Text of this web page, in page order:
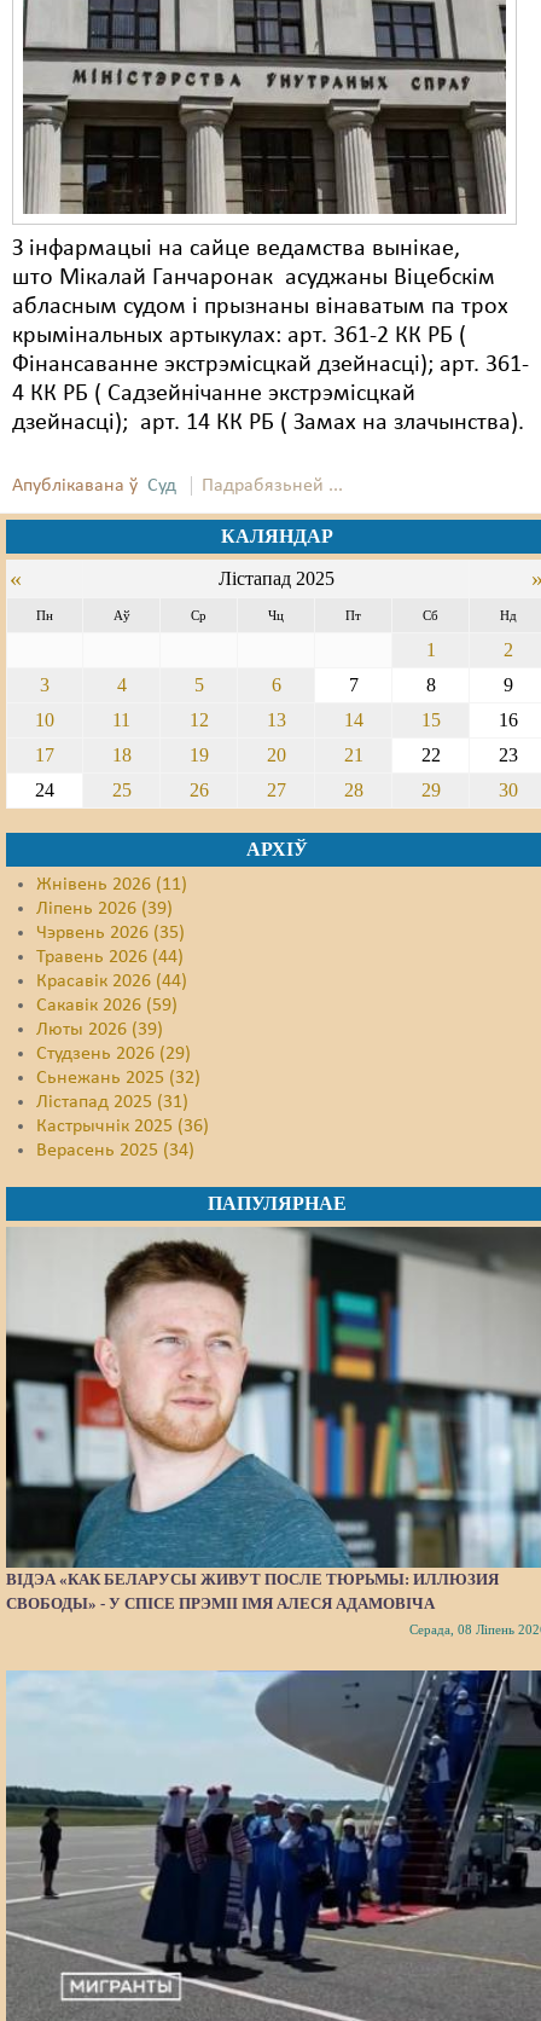
З інфармацыі на сайце ведамства вынікае,
што Мікалай Ганчаронак асуджаны Віцебскім
абласным судом і прызнаны вінаватым па трох
крымінальных артыкулах: арт. 361-2 КК РБ (
Фінансаванне экстрэмісцкай дзейнасці); арт. 361-
4 КК РБ ( Садзейнічанне экстрэмісцкай
дзейнасці); арт. 14 КК РБ ( Замах на злачынства).
Апублікавана ў Суд Падрабязьней ...
КАЛЯНДАР
« Лістапад 2025
Пн Аў Ср Чц Пт Сб Нд
1
2
3
4 5 6 7 8
9
10
11 12 13 14 15
16
17
18 19 20 21 22
23
24
25 26 27 28 29 30
АРХІЎ
Жнівень 2026 (11)
Ліпень 2026 (39)
Чэрвень 2026 (35)
Травень 2026 (44)
Красавік 2026 (44)
Сакавік 2026 (59)
Люты 2026 (39)
Студзень 2026 (29)
Сьнежань 2025 (32)
Лістапад 2025 (31)
Кастрычнік 2025 (36)
Верасень 2025 (34)
ПАПУЛЯРНАЕ
ВІДЭА «КАК БЕЛАРУСЫ ЖИВУТ ПОСЛЕ ТЮРЬМЫ: ИЛЛЮЗИЯ
СВОБОДЫ» - У СПІСЕ ПРЭМІІ ІМЯ АЛЕСЯ АДАМОВІЧА
Серада, 08 Ліпень
Сьмяротнае пакараньне
Экалёгія
Правы працоўных
Сацыяльныя правы